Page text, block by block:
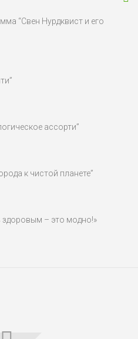
“Свен Нурдквист и его
ассорти”
к чистой планете”
– это модно!»